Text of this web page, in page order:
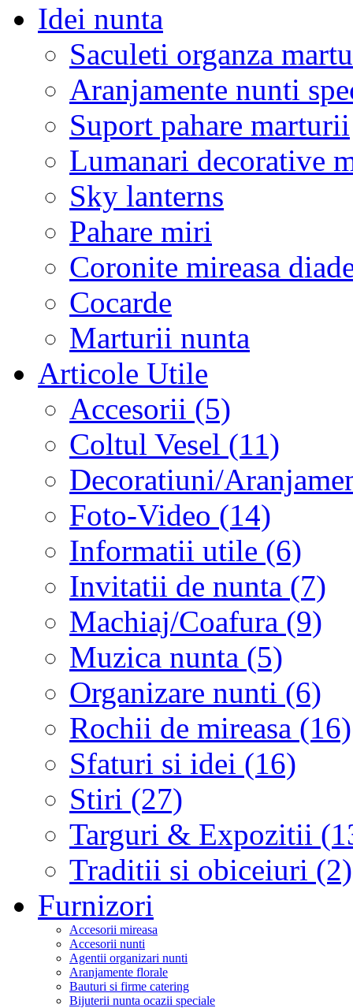
Idei nunta
Saculeti organza
Aranjamente nunti
Suport pahare marturii
Lumanari decorative
Sky lanterns
Pahare miri
Coronite mireasa
Cocarde
Marturii nunta
Articole Utile
Accesorii (5)
Coltul Vesel (11)
Decoratiuni/
Foto-Video (14)
Informatii utile (6)
Invitatii de nunta (7)
Machiaj/Coafura (9)
Muzica nunta (5)
Organizare nunti (6)
Rochii de mireasa (16)
Sfaturi si idei (16)
Stiri (27)
Targuri & Expozitii
Traditii si obiceiuri (2)
Furnizori
Accesorii mireasa
Accesorii nunti
Agentii organizari nunti
Aranjamente florale
Bauturi si firme catering
Bijuterii nunta ocazii speciale